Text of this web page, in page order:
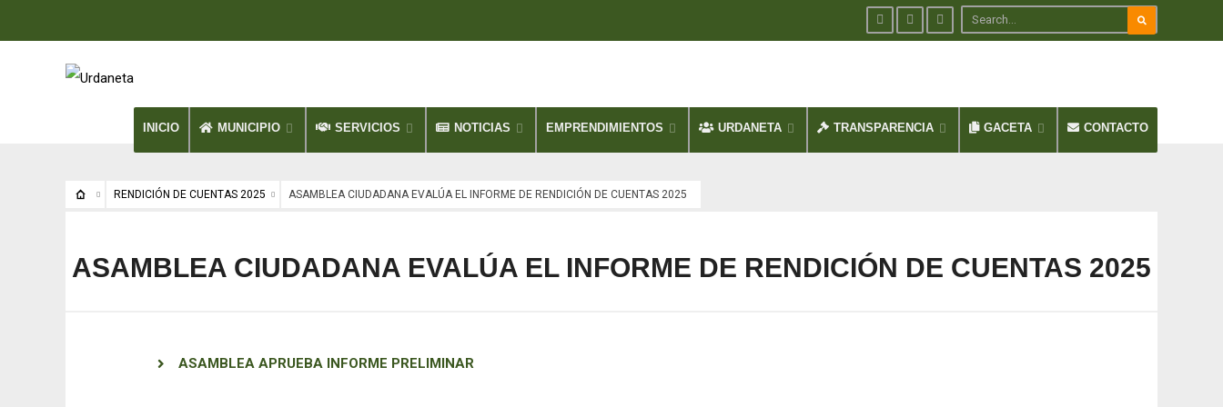
INICIO MUNICIPIO SERVICIOS NOTICIAS EMPRENDIMIENTOS URDANETA TRANSPARENCIA GACETA CONTACTO
RENDICIÓN DE CUENTAS 2025 ASAMBLEA CIUDADANA EVALÚA EL INFORME DE RENDICIÓN DE CUENTAS 2025
ASAMBLEA CIUDADANA EVALÚA EL INFORME DE RENDICIÓN DE CUENTAS 2025
ASAMBLEA APRUEBA INFORME PRELIMINAR